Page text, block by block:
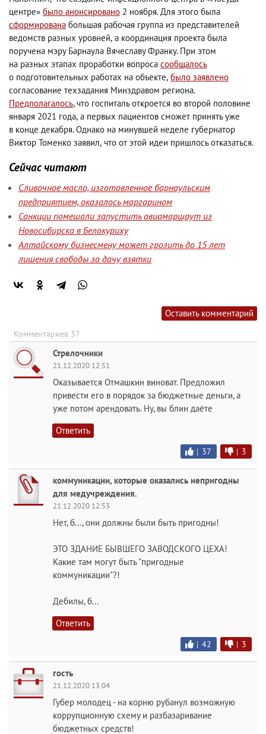
центре» было анонсировано 2 ноября. Для этого была
сформирована большая рабочая группа из представителей
ведомств разных уровней, а координация проекта была
поручена мэру Барнаула Вячеславу Франку. При этом
на разных этапах проработки вопроса сообщалось
о подготовительных работах на объекте, было заявлено
согласование техзадания Минздравом региона.
Предполагалось, что госпиталь откроется во второй половине
января 2021 года, а первых пациентов сможет принять уже
в конце декабря. Однако на минувшей неделе губернатор
Виктор Томенко заявил, что от этой идеи пришлось отказаться.
Сейчас читают
Сливочное масло, изготовленное барнаульским
предприятием, оказалось маргарином
Санкции помешали запустить авиамаршрут из
Новосибирска в Белокуриху
Алтайскому бизнесмену может грозить до 15 лет
лишения свободы за дачу взятки
Оставить комментарий
Комментариев 37
Стрелочники
21.12.2020 12:51
Оказывается Отмашкин виноват. Предложил
привести его в порядок за бюджетные деньги, а
уже потом арендовать. Ну, вы блин даёте
Ответить
| 37 | 3
коммуникации, которые оказались непригодны
для медучреждения.
21.12.2020 12:53
Нет, б..., они должны были быть пригодны!
ЭТО ЗДАНИЕ БЫВШЕГО ЗАВОДСКОГО ЦЕХА!
Какие там могут быть "пригодные
коммуникации"?!
Дебилы, б...
Ответить
| 42 | 3
гость
21.12.2020 13:04
Губер молодец - на корню рубанул возможную
коррупционную схему и разбазаривание
бюджетных средств!